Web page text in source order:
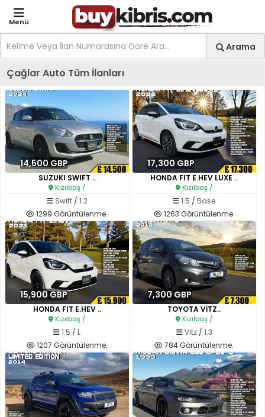
Menü
Ara
Arama
Kıbrıs İlan Platformu |
Çağlar Auto Tüm İlanları
14,500 GBP
SUZUKI SWIFT ..
Kızılbaş /
Swift/ 1.2
1299 Görüntülenme.
17,300 GBP
HONDA FIT E.HEV LUXE ..
Kızılbaş /
1.5 /Base
1263 Görüntülenme.
15,900 GBP
HONDA FIT E.HEV ..
Kızılbaş /
1.5 /L
1207 Görüntülenme.
7,300 GBP
TOYOTA VİTZ..
Kızılbaş /
Vitz/ 1.3
784 Görüntülenme.